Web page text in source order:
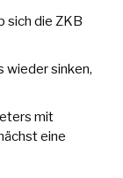
sich die ZKB
wieder sinken,
mit
eine